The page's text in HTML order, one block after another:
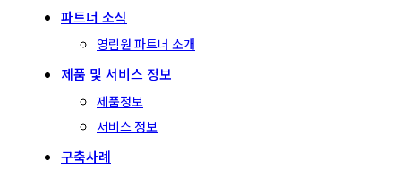
파트너 소식
영림원 파트너 소개
제품 및 서비스 정보
제품정보
서비스 정보
구축사례